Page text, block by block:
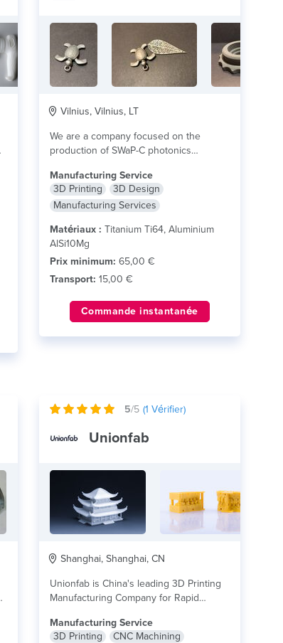
Vilnius, Vilnius, LT
We are a company focused on the
production of SWaP-C photonics
Manufacturing Service
3D Printing
3D Design
Manufacturing Services
Matériaux : Titanium Ti64, Aluminium
AlSi10Mg
Prix minimum: 65,00 €
Transport: 15,00 €
Commande instantanée
5/5 (1 Vérifier)
Unionfab
Shanghai, Shanghai, CN
Unionfab is China's leading 3D Printing
Manufacturing Company for Rapid
Production...lire plus
Manufacturing Service
3D Printing
CNC Machining